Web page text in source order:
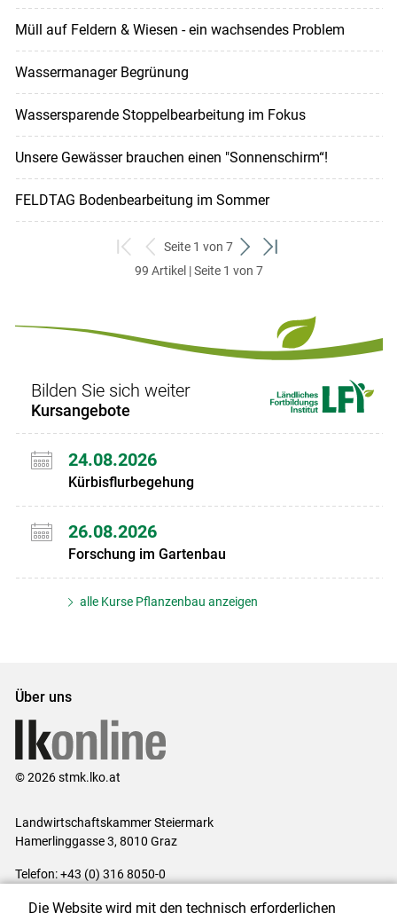
Müll auf Feldern & Wiesen - ein wachsendes Problem
Wassermanager Begrünung
Wassersparende Stoppelbearbeitung im Fokus
Unsere Gewässer brauchen einen "Sonnenschirm“!
FELDTAG Bodenbearbeitung im Sommer
zum
ersten
zurück
zum
Seite 1 von 7
weiter
zum
zum
99 Artikel | Seite 1 von 7
Bilden Sie sich weiter
Kursangebote
24.08.2026
Kürbisflurbegehung
26.08.2026
Forschung im Gartenbau
alle Kurse Pflanzenbau anzeigen
Über uns
© 2026 stmk.lko.at
Landwirtschaftskammer Steiermark
Hamerlinggasse 3, 8010 Graz
Telefon: +43 (0) 316 8050-0
Die Website wird mit den technisch erforderlichen